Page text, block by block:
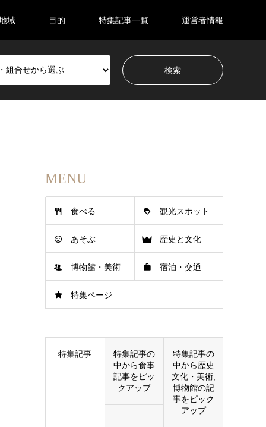
域 目的 特集記事一覧 運営者情報
MENU
食べる 観光スポット
あそぶ 歴史と文化
博物館・美術
館
宿泊・交通
特集ページ
特集記事
特集記事の
中から食事
記事をピッ
クアップ
特集記事の
中から歴史
文化・美術,
博物館の記
事をピック
アップ